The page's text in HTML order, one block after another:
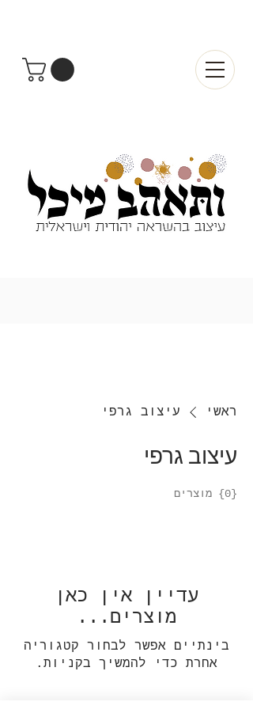
ראשי עיצוב גרפי
עיצוב גרפי
{0} מוצרים
עדיין אין כאן
מוצרים...
בינתיים אפשר לבחור קטגוריה
אחרת כדי להמשיך בקניות.